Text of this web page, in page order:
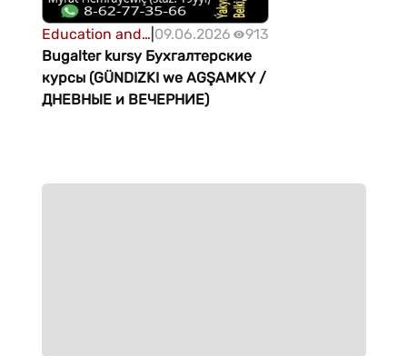
Education and
science
09.06.2026
913
Bugalter kursy Бухгалтерские
курсы (GÜNDIZKI we AGŞAMKY /
ДНЕВНЫЕ и ВЕЧЕРНИЕ)